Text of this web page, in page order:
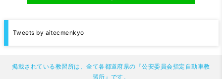
Tweets by aitecmenkyo
掲載されている教習所は、全て各都道府県の『公安委員会指定自動車教
習所』です。